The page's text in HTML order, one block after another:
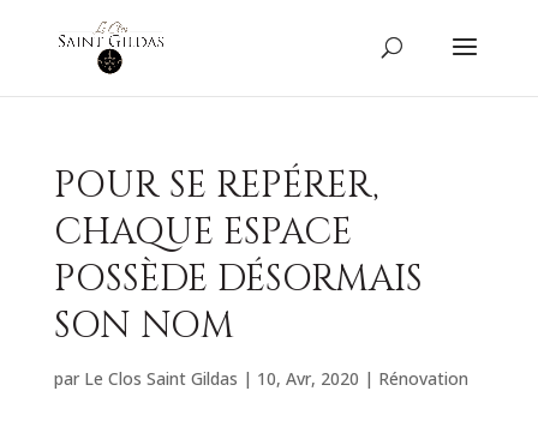
POUR SE REPÉRER,
CHAQUE ESPACE
POSSÈDE DÉSORMAIS
SON NOM
par Le Clos Saint Gildas | 10, Avr, 2020 | Rénovation